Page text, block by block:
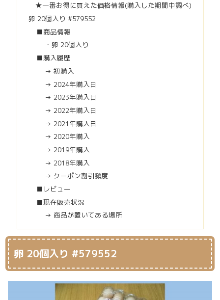
★一番お得に買えた価格情報(購入した期間中調べ)
卵 20個入り #579552
■商品情報
・卵 20個入り
■購入履歴
→ 初購入
→ 2024年購入日
→ 2023年購入日
→ 2022年購入日
→ 2021年購入日
→ 2020年購入
→ 2019年購入
→ 2018年購入
→ クーポン割引頻度
■レビュー
■現在販売状況
→ 商品が置いてある場所
卵 20個入り #579552